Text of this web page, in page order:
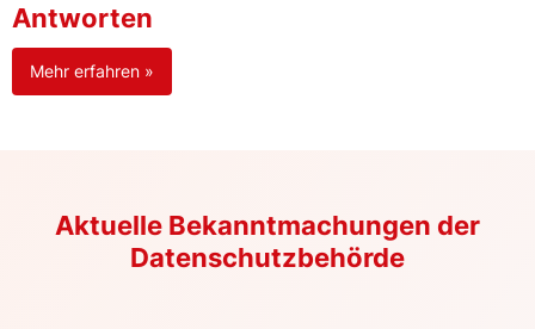
Antworten
Mehr erfahren »
Aktuelle Bekanntmachungen der
Datenschutzbehörde